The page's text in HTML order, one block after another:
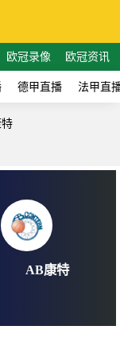
欧冠录像 欧冠资讯
德甲直播 法甲直
0 AB